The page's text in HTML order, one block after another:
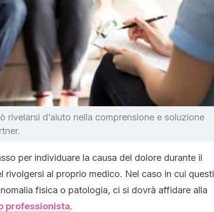
rivelarsi d’aiuto nella comprensione e soluzione
per individuare la causa del dolore durante il
rivolgersi al proprio medico. Nel caso in cui questi
fisica o patologia, ci si dovrà affidare alla
professionista.